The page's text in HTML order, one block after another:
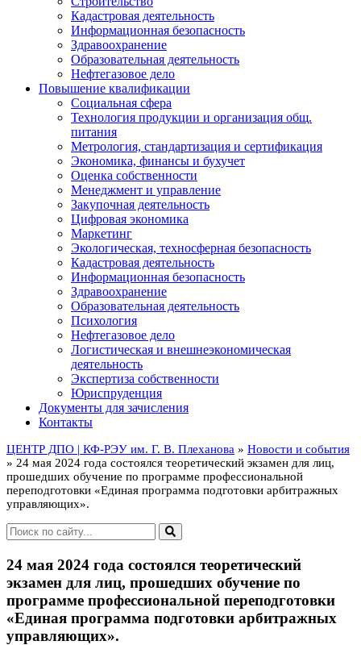
Кадастровая деятельность
Информационная безопасность
Здравоохранение
Образовательная деятельность
Нефтегазовое дело
Повышение квалификации
Социальная сфера
Технология продукции и организация общ.
питания
Метрология, стандартизация и сертификация
Экономика, финансы и бухучет
Оценка собственности
Менеджмент и управление
Закупочная деятельность
Цифровая экономика
Маркетинг
Экологическая, техносферная безопасность
Кадастровая деятельность
Информационная безопасность
Здравоохранение
Образовательная деятельность
Психология
Нефтегазовое дело
Логистическая и внешнеэкономическая
деятельность
Экспертиза собственности
Юриспруденция
Документы для зачисления
Контакты
ЦЕНТР ДПО | КФ-РЭУ им. Г. В. Плеханова » Новости и события
» 24 мая 2024 года состоялся теоретический экзамен для лиц,
прошедших обучение по программе профессиональной
переподготовки «Единая программа подготовки арбитражных
управляющих».
24 мая 2024 года состоялся теоретический
экзамен для лиц, прошедших обучение по
программе профессиональной переподготовки
«Единая программа подготовки арбитражных
управляющих».